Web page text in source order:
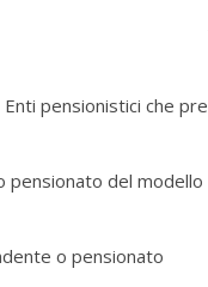
pensionistici che
pensionato del
o pensionato